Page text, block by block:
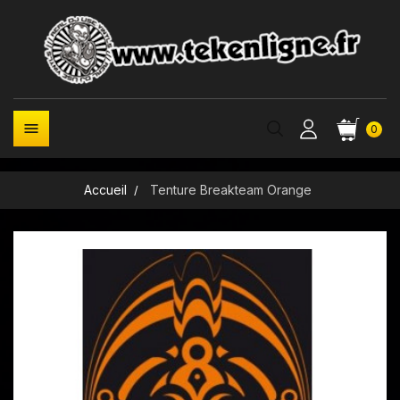
0

Accueil Tenture Breakteam Orange